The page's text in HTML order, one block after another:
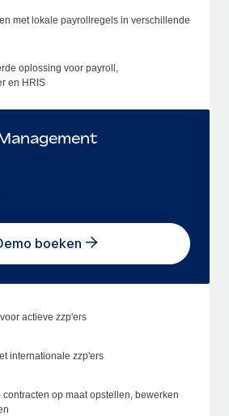
met lokale payrollregels in verschillende
oplossing voor payroll,
en HRIS
boeken
actieve zzp'ers
internationale zzp'ers
op maat opstellen, bewerken